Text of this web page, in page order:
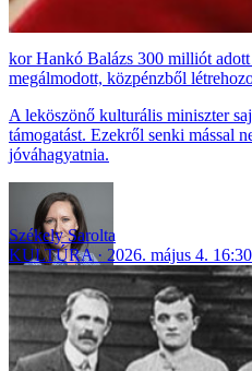
Hankó Balázs 300 milliót
megálmodott, közpénzből
A leköszönő kulturális miniszter
támogatást. Ezekről senki mással
jóváhagyatnia.
Székely Sarolta
KULTÚRA
2026. május 4. 16:30